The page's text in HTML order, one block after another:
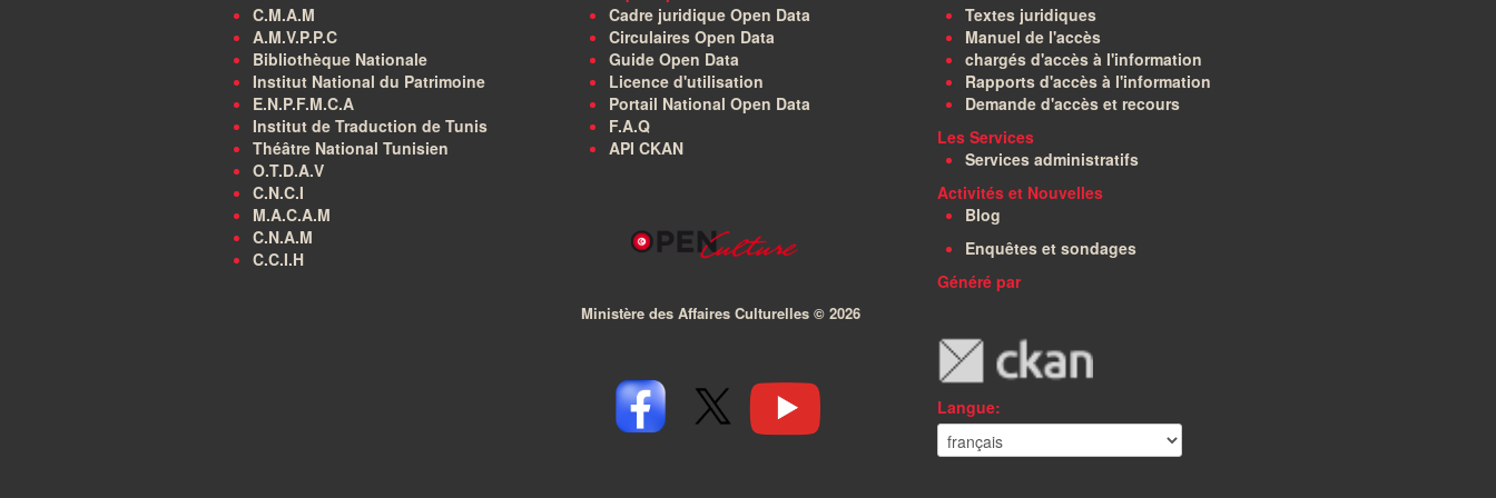
C.M.A.M
A.M.V.P.P.C
Bibliothèque Nationale
Institut National du Patrimoine
E.N.P.F.M.C.A
Institut de Traduction de Tunis
Théâtre National Tunisien
O.T.D.A.V
C.N.C.I
M.A.C.A.M
C.N.A.M
C.C.I.H
Cadre juridique Open Data
Circulaires Open Data
Guide Open Data
Licence d'utilisation
Portail National Open Data
F.A.Q
API CKAN
Ministère des Affaires Culturelles © 2026
Textes juridiques
Manuel de l'accès
chargés d'accès à l'information
Rapports d'accès à l'information
Demande d'accès et recours
Les Services
Services administratifs
Activités et Nouvelles
Blog
Enquêtes et sondages
Généré par
Langue